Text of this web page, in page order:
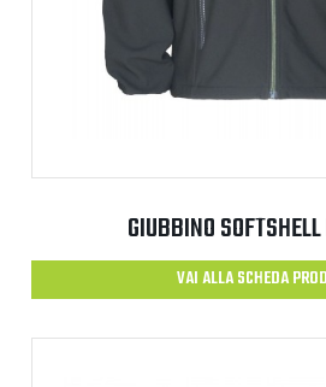
GIUBBINO
VAI ALLA SCHEDA